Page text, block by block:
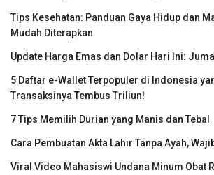
Tips Kesehatan: Panduan Gaya Hidup dan
Mudah Diterapkan
Update Harga Emas dan Dolar Hari Ini:
5 Daftar e-Wallet Terpopuler di Indonesia
Transaksinya Tembus Triliun!
7 Tips Memilih Durian yang Manis dan Tebal
Cara Pembuatan Akta Lahir Tanpa Ayah,
Viral Video Mahasiswi Undana Minum Obat